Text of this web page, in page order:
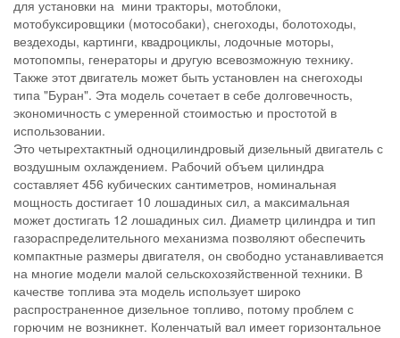
для установки на мини тракторы, мотоблоки,
мотобуксировщики (мотособаки), снегоходы, болотоходы,
вездеходы, картинги, квадроциклы, лодочные моторы,
мотопомпы, генераторы и другую всевозможную технику.
Также этот двигатель может быть установлен на снегоходы
типа "Буран". Эта модель сочетает в себе долговечность,
экономичность с умеренной стоимостью и простотой в
использовании.
Это четырехтактный одноцилиндровый дизельный двигатель с
воздушным охлаждением. Рабочий объем цилиндра
составляет 456 кубических сантиметров, номинальная
мощность достигает 10 лошадиных сил, а максимальная
может достигать 12 лошадиных сил. Диаметр цилиндра и тип
газораспределительного механизма позволяют обеспечить
компактные размеры двигателя, он свободно устанавливается
на многие модели малой сельскохозяйственной техники. В
качестве топлива эта модель использует широко
распространенное дизельное топливо, потому проблем с
горючим не возникнет. Коленчатый вал имеет горизонтальное